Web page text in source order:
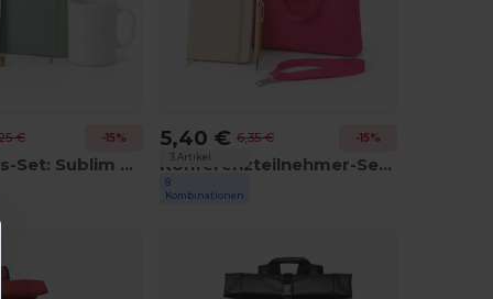
€ -15%
Fernarbeits-Set: Sublim MO8040 + Arconot AR1804 + Sulimpad MO9833 + USB MO1202
5,40 € 6,35 € -15%
Konferenzteilnehmer-Set: Simple Lany MO9058 + Arconot MO1804 + Sumatra MO7318 + Cottonel Colour MO9268
GiftRetail
3 Artikel
8
Kombinationen